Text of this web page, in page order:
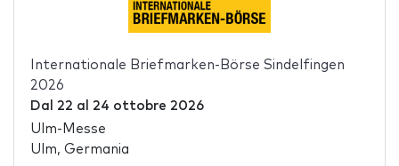
Internationale Briefmarken-Börse Sindelfingen
2026
Dal 22 al 24 ottobre 2026
Ulm-Messe
Ulm, Germania